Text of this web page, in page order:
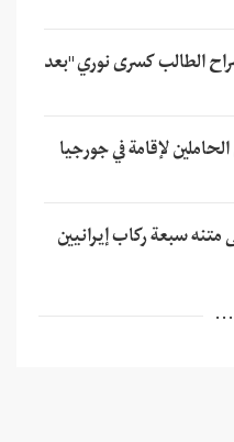
الطالب كسرى نوري "بعد
لإقامة في جورجيا
سبعة ركاب إيرانيين